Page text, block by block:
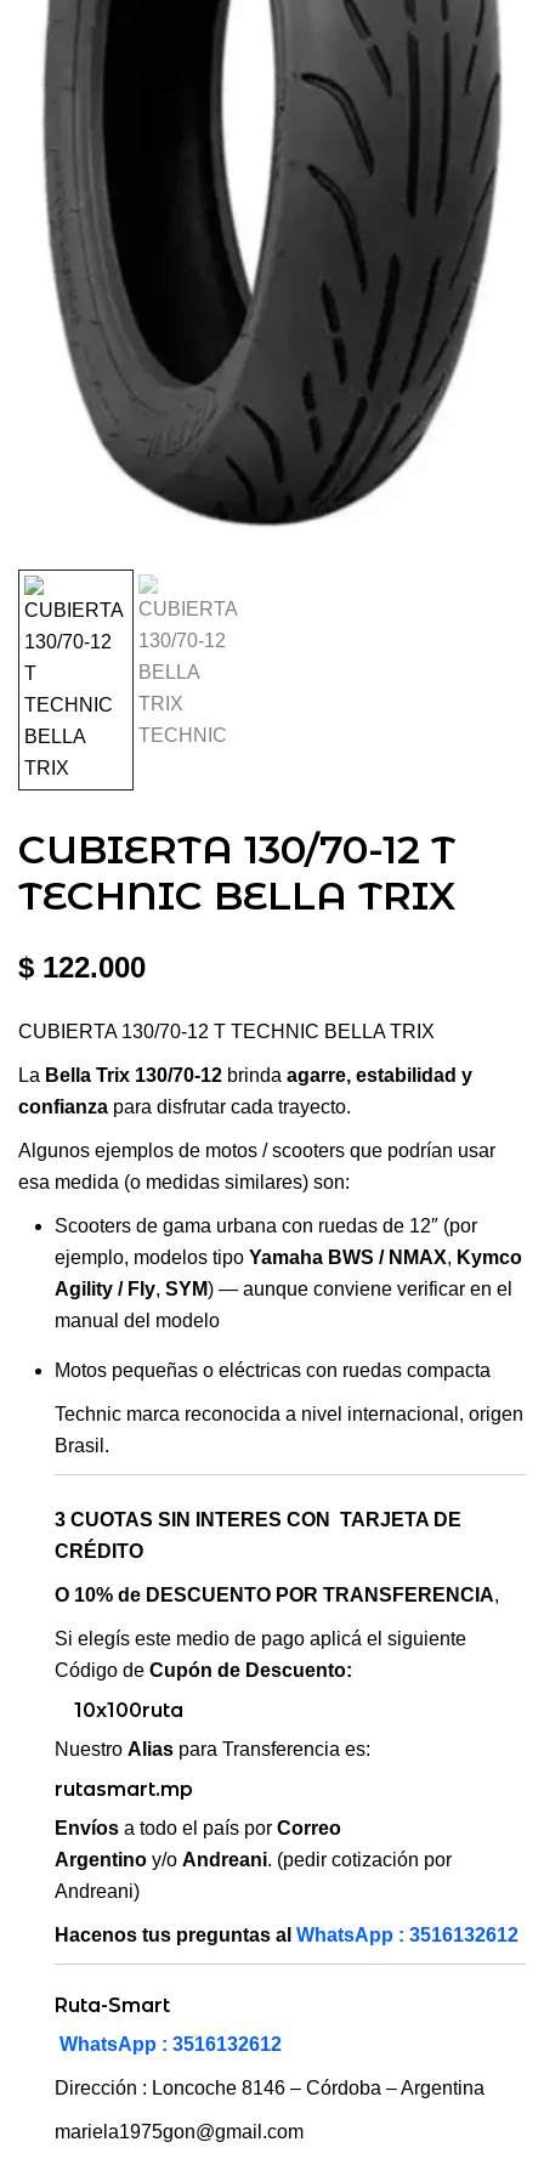
CUBIERTA 130/70-12 T
TECHNIC BELLA TRIX
$ 122.000
CUBIERTA 130/70-12 T TECHNIC BELLA TRIX
La Bella Trix 130/70-12 brinda agarre, estabilidad y
confianza para disfrutar cada trayecto.
Algunos ejemplos de motos / scooters que podrían usar
esa medida (o medidas similares) son:
Scooters de gama urbana con ruedas de 12″ (por
ejemplo, modelos tipo Yamaha BWS / NMAX, Kymco
Agility / Fly, SYM) — aunque conviene verificar en el
manual del modelo
Motos pequeñas o eléctricas con ruedas compacta
Technic marca reconocida a nivel internacional, origen
Brasil.
3 CUOTAS SIN INTERES CON TARJETA DE
CRÉDITO
O 10% de DESCUENTO POR TRANSFERENCIA,
Si elegís este medio de pago aplicá el siguiente
Código de Cupón de Descuento:
10x100ruta
Nuestro Alias para Transferencia es:
rutasmart.mp
Envíos a todo el país por Correo
Argentino y/o Andreani. (pedir cotización por
Andreani)
Hacenos tus preguntas al WhatsApp : 3516132612
Ruta-Smart
WhatsApp : 3516132612
Dirección : Loncoche 8146 – Córdoba – Argentina
mariela1975gon@gmail.com